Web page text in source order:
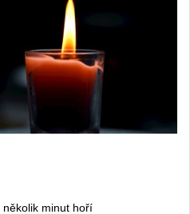
minut hoří